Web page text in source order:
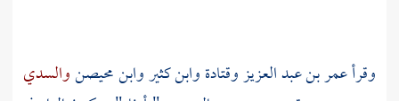
وقرأعمر بن عبد العزيزوقتادةوابن كثيروابن محيصنوالسدي